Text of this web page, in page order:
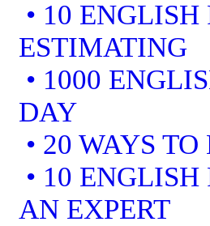
• 10
ESTIMATING
• 1000
DAY
• 20 WAYS
• 10
AN EXPERT